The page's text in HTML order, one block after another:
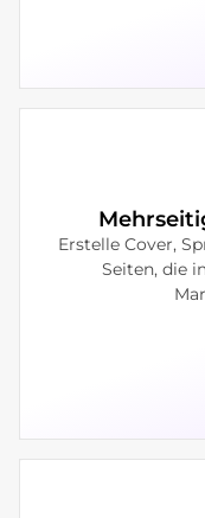
Erstelle Cover,
Seiten, die